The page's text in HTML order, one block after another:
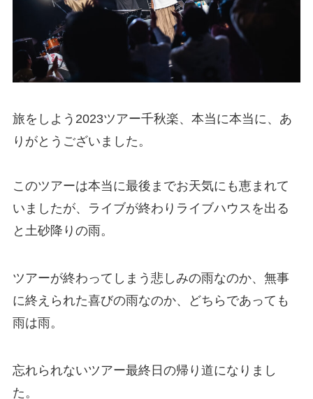
旅をしよう2023ツアー千秋楽、本当に本当に、あ
りがとうございました。
このツアーは本当に最後までお天気にも恵まれて
いましたが、ライブが終わりライブハウスを出る
と土砂降りの雨。
ツアーが終わってしまう悲しみの雨なのか、無事
に終えられた喜びの雨なのか、どちらであっても
雨は雨。
忘れられないツアー最終日の帰り道になりまし
た。